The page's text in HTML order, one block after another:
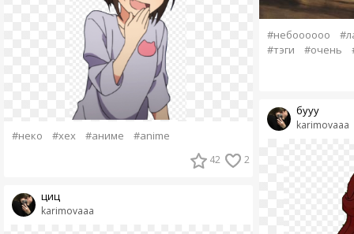
#неко #хех #аниме #anime
42 2
karimovaaa
циц
#небоооооо
#тэги
#очень
karimovaaa
бууу